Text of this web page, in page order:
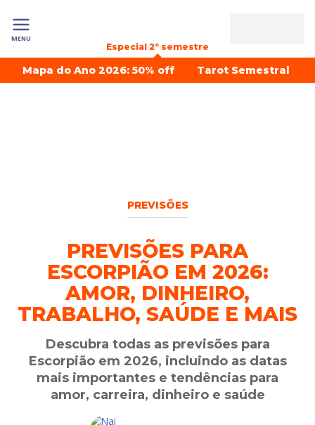
MENU
Especial 2º semestre
Mapa do Ano 2026: 50% off Tarot Semestral
PREVISÕES
PREVISÕES PARA
ESCORPIÃO EM 2026:
AMOR, DINHEIRO,
TRABALHO, SAÚDE E MAIS
Descubra todas as previsões para
Escorpião em 2026, incluindo as datas
mais importantes e tendências para
amor, carreira, dinheiro e saúde